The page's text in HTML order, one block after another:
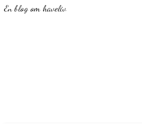
En blog om haveliv